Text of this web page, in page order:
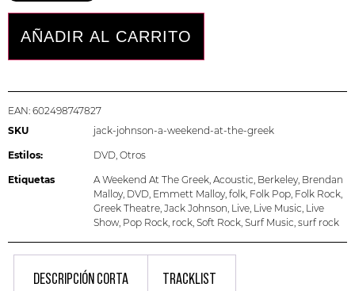
AÑADIR AL CARRITO
EAN: 602498747827
SKU
jack-johnson-a-weekend-at-the-greek
Estilos: DVD Otros
Etiquetas A Weekend At The Greek Acoustic Berkeley, Brendan
Malloy, DVD Emmett Malloy, folk Folk Pop Folk Rock
Greek Theatre Jack Johnson Live Live Music Live
Show Pop Rock rock Soft Rock Surf Music surf rock
DESCRIPCIÓN CORTA TRACKLIST